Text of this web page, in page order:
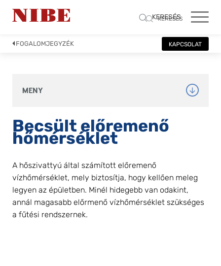
KERESÉS
KERESÉS
FOGALOMJEGYZÉK KAPCSOLAT
MENY
Becsült előremenő
hőmérséklet
A hőszivattyú által számított előremenő
vízhőmérséklet, mely biztosítja, hogy kellően meleg
legyen az épületben. Minél hidegebb van odakint,
annál magasabb előrmenő vízhőmérséklet szükséges
a fűtési rendszernek.